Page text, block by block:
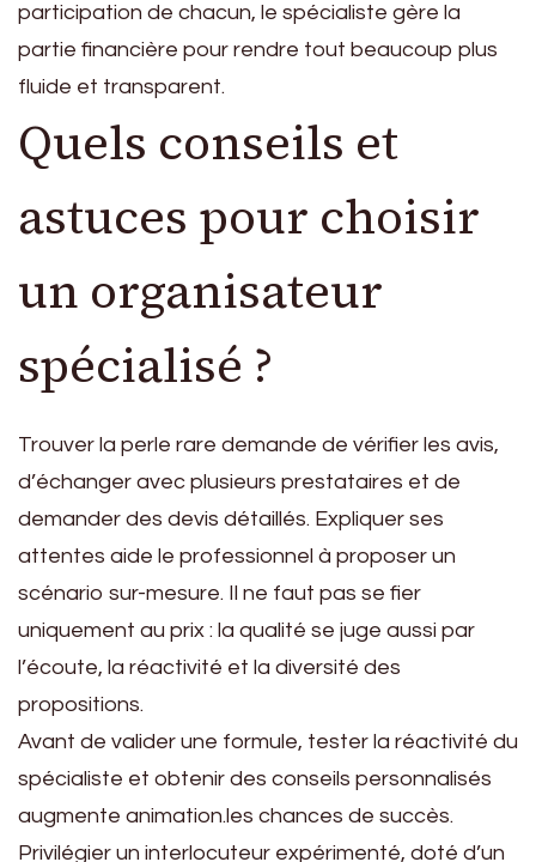
participation de chacun, le spécialiste gère la
partie financière pour rendre tout beaucoup plus
fluide et transparent.
Quels conseils et
astuces pour choisir
un organisateur
spécialisé ?
Trouver la perle rare demande de vérifier les avis,
d’échanger avec plusieurs prestataires et de
demander des devis détaillés. Expliquer ses
attentes aide le professionnel à proposer un
scénario sur-mesure. Il ne faut pas se fier
uniquement au prix : la qualité se juge aussi par
l’écoute, la réactivité et la diversité des
propositions.
Avant de valider une formule, tester la réactivité du
spécialiste et obtenir des conseils personnalisés
augmente animation.les chances de succès.
Privilégier un interlocuteur expérimenté, doté d’un